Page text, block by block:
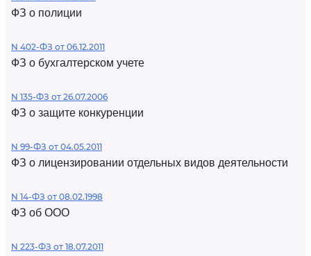
ФЗ о полиции
N 402-ФЗ от 06.12.2011
ФЗ о бухгалтерском учете
N 135-ФЗ от 26.07.2006
ФЗ о защите конкуренции
N 99-ФЗ от 04.05.2011
ФЗ о лицензировании отдельных видов деятельности
N 14-ФЗ от 08.02.1998
ФЗ об ООО
N 223-ФЗ от 18.07.2011